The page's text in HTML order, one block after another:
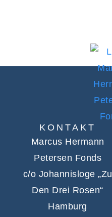
KONTAKT
Marcus Hermann
Petersen Fonds
c/o Johannisloge „Zu
Den Drei Rosen“
Hamburg